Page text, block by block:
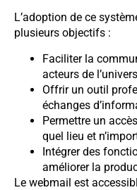
L’adoption de ce
plusieurs objectifs :
Faciliter la
acteurs de
Offrir un outil
échanges
Permettre un
quel lieu et
Intégrer des
améliorer la
Le webmail est